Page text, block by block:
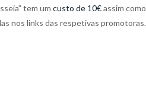
tem um custo de 10€assim como
nos links das respetivas promotoras.